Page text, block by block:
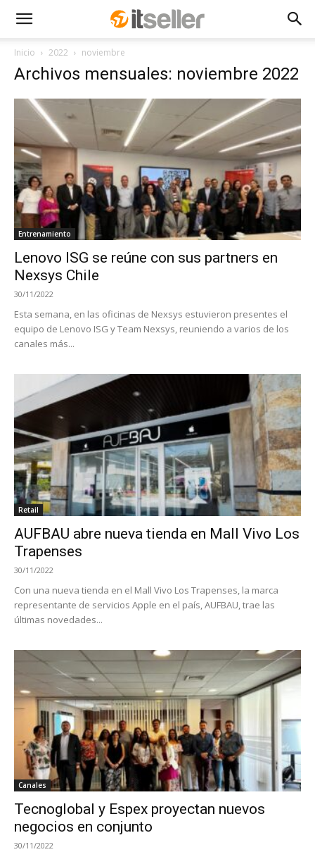
Inicio 2022 noviembre
Archivos mensuales: noviembre 2022
Entrenamiento
Lenovo ISG se reúne con sus partners en
Nexsys Chile
30/11/2022
Esta semana, en las oficinas de Nexsys estuvieron presentes el
equipo de Lenovo ISG y Team Nexsys, reuniendo a varios de los
canales más...
Retail
AUFBAU abre nueva tienda en Mall Vivo Los
Trapenses
30/11/2022
Con una nueva tienda en el Mall Vivo Los Trapenses, la marca
representante de servicios Apple en el país, AUFBAU, trae las
últimas novedades...
Canales
Tecnoglobal y Espex proyectan nuevos
negocios en conjunto
30/11/2022